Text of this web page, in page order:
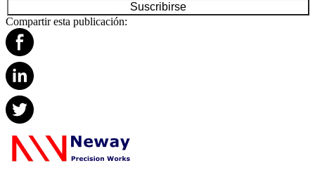
Suscribirse
Compartir esta publicación: